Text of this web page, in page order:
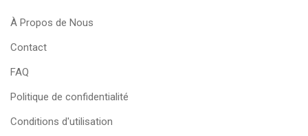
À Propos de Nous
Contact
FAQ
Politique de confidentialité
Conditions d'utilisation